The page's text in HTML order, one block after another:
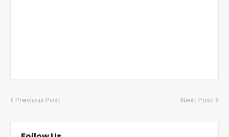
Previous Post Next Post